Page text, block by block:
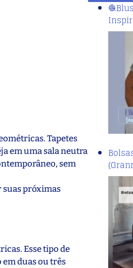
Tapetes
em uma sala neutra
sem
suas próximas
Esse tipo de
duas ou três